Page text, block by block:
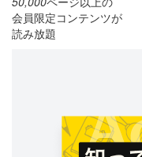
会員限定コンテンツが
読み放題